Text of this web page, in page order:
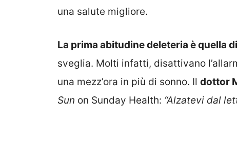
una salute migliore.
La prima abitudine deleteria è quella
sveglia. Molti infatti, disattivano
una mezz’ora in più di sonno. Il dottor
Sun on Sunday Health: “Alzatevi dal